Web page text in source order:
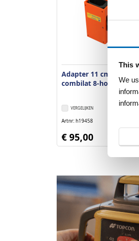
This
We
Adapter 11 cm voor
combilat 8-hoek
VERGELIJKEN
Artnr h19458
€ 95,00